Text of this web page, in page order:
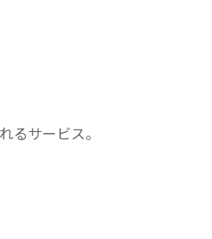
るサービス。